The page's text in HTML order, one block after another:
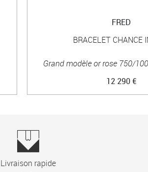
FRED
BRACELET CHANCE
Grand modèle or rose 750/
12 290 €
Livraison rapide